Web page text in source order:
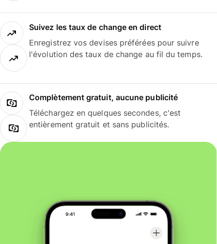
Suivez les taux de change en direct
Enregistrez vos devises préférées pour suivre
l'évolution des taux de change au fil du temps.
Complètement gratuit, aucune publicité
Téléchargez en quelques secondes, c'est
entièrement gratuit et sans publicités.